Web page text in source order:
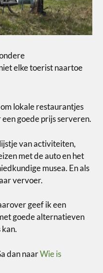
elke toerist naartoe
lokale restaurantjes
goede prijs serveren.
van activiteiten,
met de auto en het
musea. En als
vervoer.
geef ik een
goede alternatieven
dan naarWie is